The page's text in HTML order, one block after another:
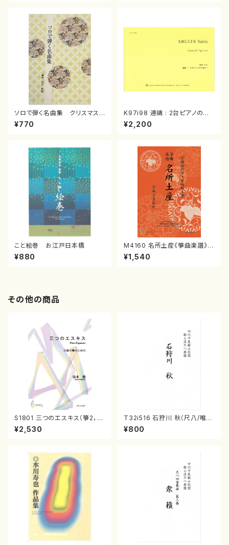
ソロで弾く名曲集 クリスマス・
イブ／恋人がサンタクロース(
箏独奏 /大平光美 編曲/楽
¥770
K97i98 連禱 : 2台ピアノのた
めの（2 Pianos / 菊池 幸夫 /
楽譜）
¥2,200
こと絵巻 お江戸日本橋
¥880
M4160 名所土産《箏曲楽譜》
（箏/宮城喜代子・宮城数江著・
宮城宗家監修/箏曲古典楽譜）
¥1,540
その他の商品
S1801 三つのエスキス（箏2，1
7/清水 脩/楽譜）
¥2,530
T32i516 石狩川 秋（尺八/唯是
震一/楽譜）都山no:2225
¥800